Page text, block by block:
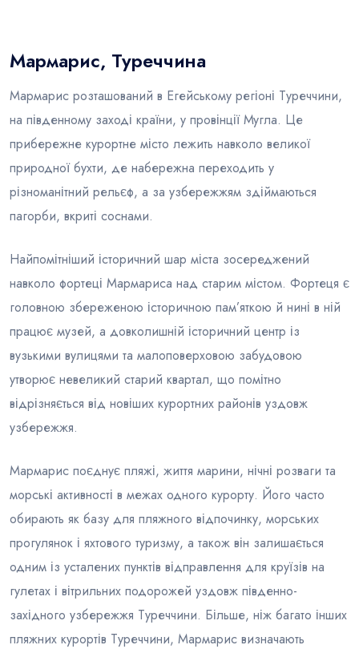
Мармарис, Туреччина
Мармарис розташований в Егейському регіоні Туреччини,
на південному заході країни, у провінції Мугла. Це
прибережне курортне місто лежить навколо великої
природної бухти, де набережна переходить у
різноманітний рельєф, а за узбережжям здіймаються
пагорби, вкриті соснами.
Найпомітніший історичний шар міста зосереджений
навколо фортеці Мармариса над старим містом. Фортеця є
головною збереженою історичною пам’яткою й нині в ній
працює музей, а довколишній історичний центр із
вузькими вулицями та малоповерховою забудовою
утворює невеликий старий квартал, що помітно
відрізняється від новіших курортних районів уздовж
узбережжя.
Мармарис поєднує пляжі, життя марини, нічні розваги та
морські активності в межах одного курорту. Його часто
обирають як базу для пляжного відпочинку, морських
прогулянок і яхтового туризму, а також він залишається
одним із усталених пунктів відправлення для круїзів на
гулетах і вітрильних подорожей уздовж південно-
західного узбережжя Туреччини. Більше, ніж багато інших
пляжних курортів Туреччини, Мармарис визначають